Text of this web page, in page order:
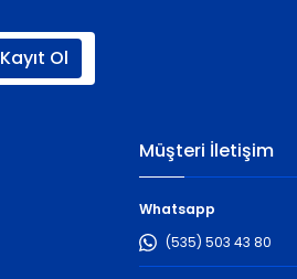
Kayıt Ol
Müşteri İletişim
Whatsapp
(535) 503 43 80